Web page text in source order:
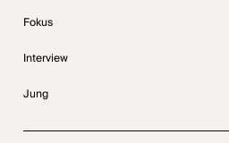
Fokus
Interview
Jung